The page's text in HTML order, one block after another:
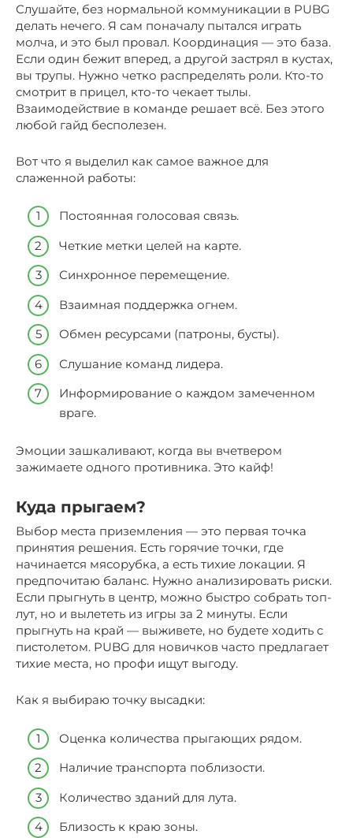
Слушайте, без нормальной коммуникации в PUBG
делать нечего. Я сам поначалу пытался играть
молча, и это был провал. Координация — это база.
Если один бежит вперед, а другой застрял в кустах,
вы трупы. Нужно четко распределять роли. Кто-то
смотрит в прицел, кто-то чекает тылы.
Взаимодействие в команде решает всё. Без этого
любой гайд бесполезен.
Вот что я выделил как самое важное для
слаженной работы:
Постоянная голосовая связь.
Четкие метки целей на карте.
Синхронное перемещение.
Взаимная поддержка огнем.
Обмен ресурсами (патроны, бусты).
Слушание команд лидера.
Информирование о каждом замеченном
враге.
Эмоции зашкаливают, когда вы вчетвером
зажимаете одного противника. Это кайф!
Куда прыгаем?
Выбор места приземления — это первая точка
принятия решения. Есть горячие точки, где
начинается мясорубка, а есть тихие локации. Я
предпочитаю баланс. Нужно анализировать риски.
Если прыгнуть в центр, можно быстро собрать топ-
лут, но и вылететь из игры за 2 минуты. Если
прыгнуть на край — выживете, но будете ходить с
пистолетом. PUBG для новичков часто предлагает
тихие места, но профи ищут выгоду.
Как я выбираю точку высадки:
Оценка количества прыгающих рядом.
Наличие транспорта поблизости.
Количество зданий для лута.
Близость к краю зоны.